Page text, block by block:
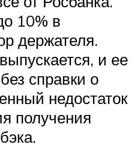
10% в
держателя.
и ее
справки о
недостаток
получения